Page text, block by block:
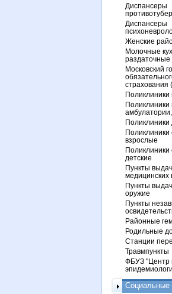
Диспансеры
Диспансеры
Женские
Молочные
раздаточные
Московский
Поликлиники
Поликлиники
Поликлиники
Поликлиники
взрослые
Поликлиники
детские
Пункты
Пункты
оружие
Пункты
Районные
Родильные
Станции
Травмпункты
ФБУЗ "Центр